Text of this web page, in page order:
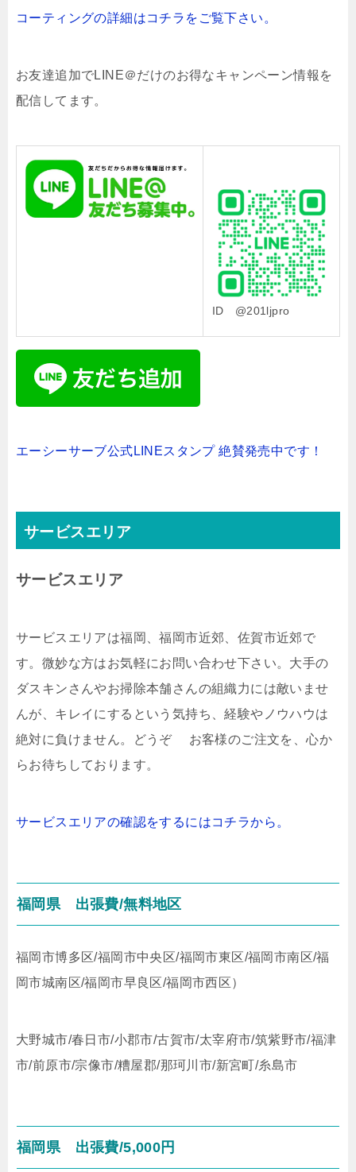
コーティングの詳細はコチラをご覧下さい。
お友達追加でLINE＠だけのお得なキャンペーン情報を
配信してます。
ID @201ljpro
エーシーサーブ公式LINEスタンプ 絶賛発売中です！
サービスエリア
サービスエリア
サービスエリアは福岡、福岡市近郊、佐賀市近郊で
す。微妙な方はお気軽にお問い合わせ下さい。大手の
ダスキンさんやお掃除本舗さんの組織力には敵いませ
んが、キレイにするという気持ち、経験やノウハウは
絶対に負けません。どうぞ お客様のご注文を、心か
らお待ちしております。
サービスエリアの確認をするにはコチラから。
福岡県 出張費/無料地区
福岡市博多区/福岡市中央区/福岡市東区/福岡市南区/福
岡市城南区/福岡市早良区/福岡市西区）
大野城市/春日市/小郡市/古賀市/太宰府市/筑紫野市/福津
市/前原市/宗像市/糟屋郡/那珂川市/新宮町/糸島市
福岡県 出張費/5,000円